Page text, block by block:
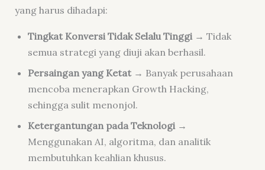
yang harus dihadapi:
Tingkat Konversi Tidak Selalu Tinggi→ Tidak
semua strategi yang diuji akan berhasil.
Persaingan yang Ketat→ Banyak perusahaan
mencoba menerapkan Growth Hacking,
sehingga sulit menonjol.
Ketergantungan pada Teknologi→
Menggunakan AI, algoritma, dan analitik
membutuhkan keahlian khusus.